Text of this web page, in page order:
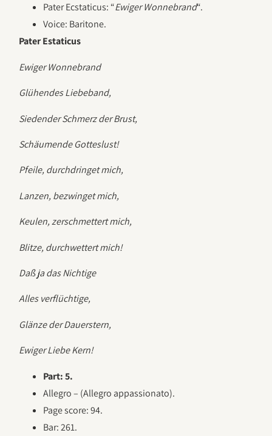
Pater Ecstaticus: “Ewiger Wonnebrand“.
Voice: Baritone.
Pater Estaticus
Ewiger Wonnebrand
Glühendes Liebeband,
Siedender Schmerz der Brust,
Schäumende Gotteslust!
Pfeile, durchdringet mich,
Lanzen, bezwinget mich,
Keulen, zerschmettert mich,
Blitze, durchwettert mich!
Daß ja das Nichtige
Alles verflüchtige,
Glänze der Dauerstern,
Ewiger Liebe Kern!
Part: 5.
Allegro – (Allegro appassionato).
Page score: 94.
Bar: 261.